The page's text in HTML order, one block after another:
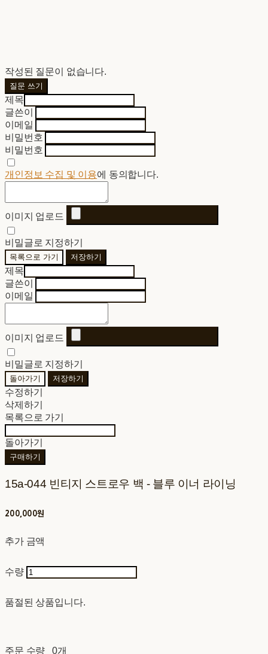
작성된 질문이 없습니다.
질문 쓰기
제목
글쓴이
이메일
비밀번호
비밀번호
개인정보 수집 및 이용에 동의합니다.
이미지 업로드
비밀글로 지정하기
목록으로 가기 저장하기
제목
글쓴이
이메일
이미지 업로드
비밀글로 지정하기
돌아가기 저장하기
수정하기
삭제하기
목록으로 가기
돌아가기
구매하기
15a-044 빈티지 스트로우 백 - 블루 이너 라이닝
200,000원
추가 금액
수량
품절된 상품입니다.
주문 수량
0개